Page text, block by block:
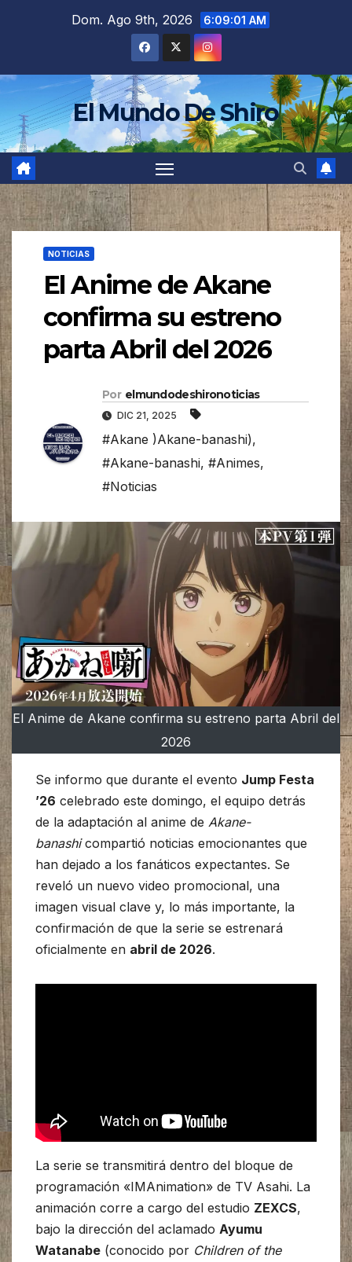
Dom. Ago 9th, 2026 6:09:04 AM
El Mundo De Shiro
NOTICIAS
El Anime de Akane
confirma su estreno
parta Abril del 2026
Por elmundodeshironoticias
DIC 21, 2025
#Akane )Akane-banashi),
#Akane-banashi, #Animes,
#Noticias
El Anime de Akane confirma su estreno parta Abril del
2026
Se informo que durante el evento Jump Festa
’26 celebrado este domingo, el equipo detrás
de la adaptación al anime de Akane-
banashicompartió noticias emocionantes que
han dejado a los fanáticos expectantes. Se
reveló un nuevo video promocional, una
imagen visual clave y, lo más importante, la
confirmación de que la serie se estrenará
oficialmente en abril de 2026.
La serie se transmitirá dentro del bloque de
programación «IMAnimation» de TV Asahi. La
animación corre a cargo del estudio ZEXCS,
bajo la dirección del aclamado Ayumu
Watanabe (conocido por Children of the